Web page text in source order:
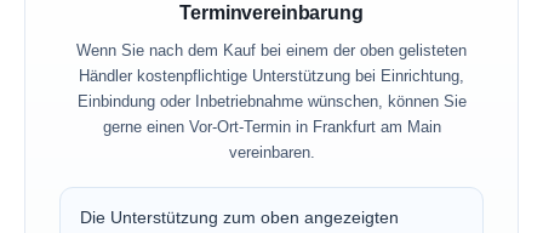
Terminvereinbarung
Wenn Sie nach dem Kauf bei einem der oben gelisteten
Händler kostenpflichtige Unterstützung bei Einrichtung,
Einbindung oder Inbetriebnahme wünschen, können Sie
gerne einen Vor-Ort-Termin in Frankfurt am Main
vereinbaren.
Die Unterstützung zum oben angezeigten